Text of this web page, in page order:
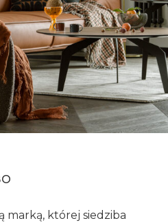
marką, której siedziba